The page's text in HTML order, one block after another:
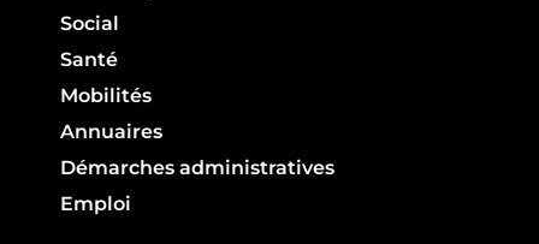
Social
Santé
Mobilités
Annuaires
Démarches administratives
Emploi